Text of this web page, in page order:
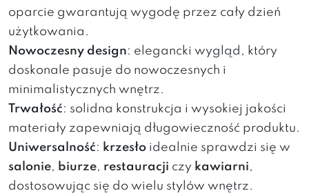
oparcie gwarantują wygodę przez cały dzień
użytkowania.
Nowoczesny design: elegancki wygląd, który
doskonale pasuje do nowoczesnych i
minimalistycznych wnętrz.
Trwałość: solidna konstrukcja i wysokiej jakości
materiały zapewniają długowieczność produktu.
Uniwersalność: krzesło idealnie sprawdzi się w
salonie, biurze, restauracji czy kawiarni,
dostosowując się do wielu stylów wnętrz.